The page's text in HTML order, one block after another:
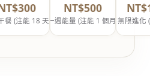
餐 (注能 18 天)
NT$500
一週能量 (注能 1 個月)無限進化